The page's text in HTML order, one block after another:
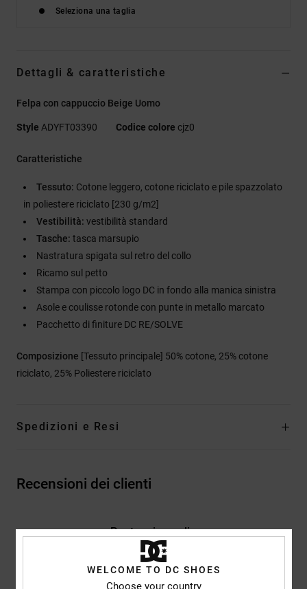
Seleziona una taglia
Dettagli & caratteristiche
Felpa con cappuccio Beige Uomo
Style ADYFT03390 Codice colore cjz0
Caratteristiche
Tessuto: Cotone leggero, cotone riciclato e pile spazzolato
in poliestere riciclato [230 g/m2]
Vestibilità: vestibilità standard
Tasche: tasca marsupio
Nastratura spigata sul retro del collo
Ricamo sul petto
Stampa con piccolo logo DC in fondo alla manica sinistra
Asole e coulisse rotonde con punte in metallo marcato
Pacchetto di finiture DC RE/SOLVE
Composizione [Tessuto principale] 50% cotone, 25% cotone
riciclato, 25% Poliestere riciclato
Spedizioni e Resi
Recensioni dei clienti
Punteggio medio
4.0/5
WELCOME TO DC SHOES
Choose your country